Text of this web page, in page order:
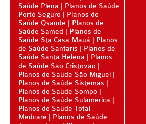
MEDICAL HEALTH PLANO DE SAÚDE INFANTIL
MED TOUR PLANO DE SAÚDE INFANTIL
PLENA PLANO DE SAÚDE INFANTIL
QSAUDE PLANO DE SAÚDE INFANTIL
SANTA HELENA PLANO DE SAÚDE INFANTIL
SÃO CRISTOVÃO PLANO DE SAÚDE INFANTIL
SÃO MIGUEL PLANO DE SAÚDE INFANTIL
Saúde Plena
Planos de Saúde
Porto Seguro
Planos de
Saúde Qsaude
Planos de
Saúde Samed
Planos de
Saúde Sta Casa Mauá
Planos
de Saúde Santaris
Planos de
Saúde Santa Helena
Planos
de Saúde São Cristovão
Planos de Saúde São Miguel
Planos de Saúde Sistemas
Planos de Saúde Sompo
Planos de Saúde Sulamerica
Planos de Saúde Total
Medcare
Planos de Saúde